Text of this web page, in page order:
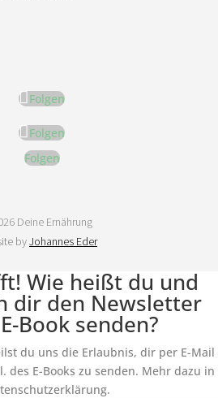
Folgen
Folgen
Folgen
Deine Ernährung
byJohannes Eder
Wie heißt du und
dir den Newsletter
Book senden?
du uns die Erlaubnis, dir per E-Mail
E-Books zu senden. Mehr dazu in